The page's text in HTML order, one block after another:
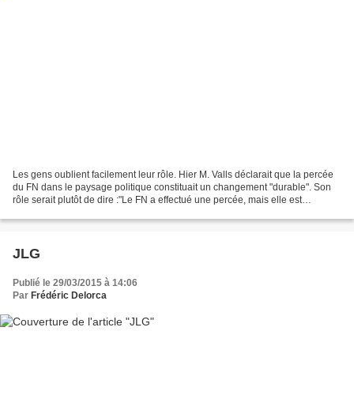
Les gens oublient facilement leur rôle. Hier M. Valls déclarait que la percée
du FN dans le paysage politique constituait un changement "durable". Son
rôle serait plutôt de dire :"Le FN a effectué une percée, mais elle est
JLG
Publié le 29/03/2015 à 14:06
Par Frédéric Delorca